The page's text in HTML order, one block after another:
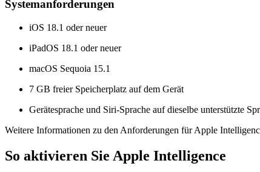
Systemanforderungen
iOS 18.1 oder neuer
iPadOS 18.1 oder neuer
macOS Sequoia 15.1
7 GB freier Speicherplatz auf dem Gerät
Gerätesprache und Siri-Sprache auf dieselbe unterstützte
Weitere Informationen zu den Anforderungen für Apple
So aktivieren Sie Apple Intelligence